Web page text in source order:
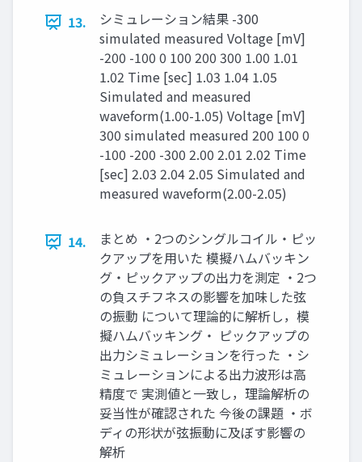
13.
シミュレーション結果 -300
simulated measured Voltage [mV]
-200 -100 0 100 200 300 1.00 1.01
1.02 Time [sec] 1.03 1.04 1.05
Simulated and measured
waveform(1.00-1.05) Voltage [mV]
300 simulated measured 200 100 0
-100 -200 -300 2.00 2.01 2.02 Time
[sec] 2.03 2.04 2.05 Simulated and
measured waveform(2.00-2.05)
14.
まとめ ・2つのシングルコイル・ピッ
クアップを用いた 模擬ハムバッキン
グ・ピックアップの出力を測定 ・2つ
の負スチフネスの影響を加味した弦
の振動 について理論的に解析し，模
擬ハムバッキング・ ピックアップの
出力シミュレーションを行った ・シ
ミュレーションによる出力波形は高
精度で 実測値と一致し，理論解析の
妥当性が確認された 今後の課題 ・ボ
ディの形状が弦振動に及ぼす影響の
解析